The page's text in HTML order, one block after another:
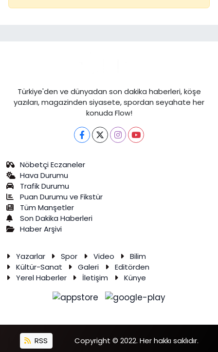
Türkiye'den ve dünyadan son dakika haberleri, köşe
yazıları, magazinden siyasete, spordan seyahate her
konuda Flow!
Nöbetçi Eczaneler
Hava Durumu
Trafik Durumu
Puan Durumu ve Fikstür
Tüm Manşetler
Son Dakika Haberleri
Haber Arşivi
Yazarlar Spor Video
Bilim
Kültür-Sanat
Galeri
Editörden
Yerel Haberler
İletişim Künye
RSS Copyright © 2022. Her hakkı saklıdır.